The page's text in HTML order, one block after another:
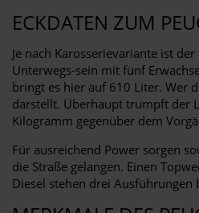
ECKDATEN ZUM
Je nach Karosserievariante ist
Unterwegs-sein mit fünf
bringt es hier auf 610 Liter. Wer
darstellt. Überhaupt trumpft der
Kilogramm gegenüber dem
Für ausreichend Power sorgen
die Straße gelangen. Einen
Diesel stehen drei